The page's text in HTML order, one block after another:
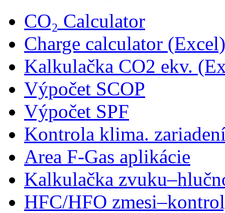
CO₂ Calculator
Charge calculator (Excel)
Kalkulačka CO2 ekv.
Výpočet SCOP
Výpočet SPF
Kontrola klima.
Area F-Gas aplikácie
Kalkulačka
HFC/HFO